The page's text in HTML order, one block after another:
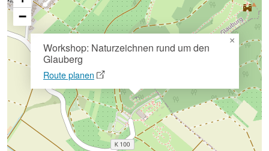
Workshop: Naturzeichnen rund um den
Glauberg
Route planen
×
−